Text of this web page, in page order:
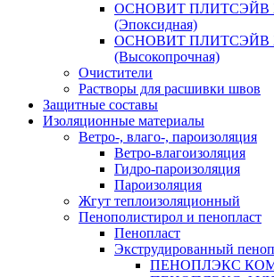
ОСНОВИТ ПЛИТСЭЙВ
(Эпоксидная)
ОСНОВИТ ПЛИТСЭЙВ
(Высокопрочная)
Очистители
Растворы для расшивки швов
Защитные составы
Изоляционные материалы
Ветро-, влаго-, пароизоляция
Ветро-влагоизоляция
Гидро-пароизоляция
Пароизоляция
Жгут теплоизоляционный
Пенополистирол и пенопласт
Пенопласт
Экструдированный
ПЕНОПЛЭКС